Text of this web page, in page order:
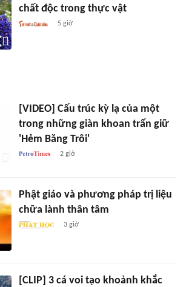
chất độc trong thực vật
5 giờ
[VIDEO] Cấu trúc kỳ lạ của một
trong những giàn khoan trấn giữ
'Hẻm Băng Trôi'
2 giờ
Phật giáo và phương pháp trị liệu
chữa lành thân tâm
3 giờ
[CLIP] 3 cá voi tạo khoảnh khắc